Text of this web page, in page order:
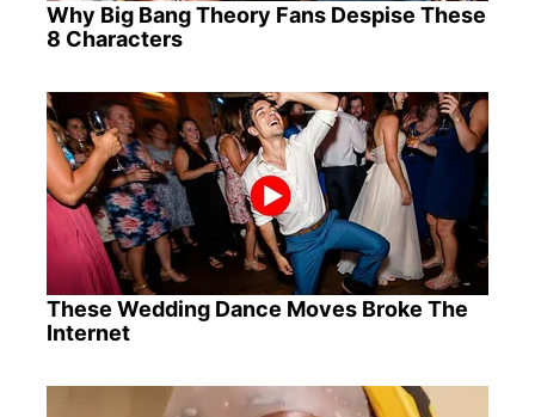
Why Big Bang Theory Fans Despise These
8 Characters
These Wedding Dance Moves Broke The
Internet